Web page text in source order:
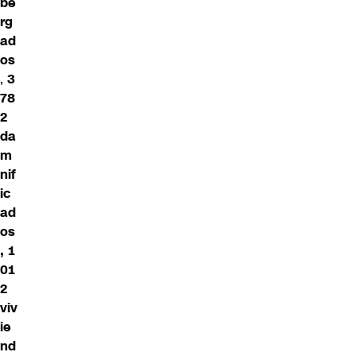
rg
ad
os
, 3
78
2
da
m
nif
ic
ad
os
, 1
01
2
viv
ie
nd